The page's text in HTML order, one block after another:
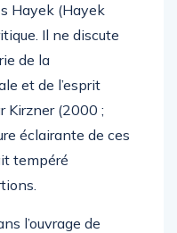
Hayek (Hayek
Il ne discute
de la
et de l’esprit
Kirzner (2000 ;
éclairante de ces
tempéré
l’ouvrage de